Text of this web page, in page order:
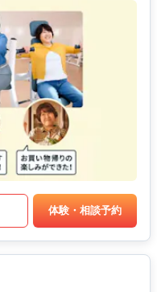
体験・相談予約